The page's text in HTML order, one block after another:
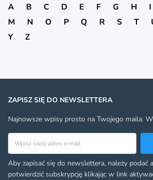
A B C D E F G H I
M
N O P Q R S T
Y
Z
ZAPISZ SIĘ DO NEWSLETTERA
Najnowsze wpisy prosto na Twojego maila.
Aby zapisać się do newslettera, należy podać
potwierdzić subskrypcję klikając w link